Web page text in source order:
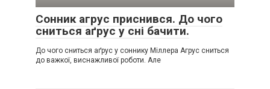
Сонник агрус приснився. До чого
сниться аґрус у сні бачити.
До чого сниться аґрус у соннику Міллера Агрус сниться
до важкої, виснажливої роботи. Але